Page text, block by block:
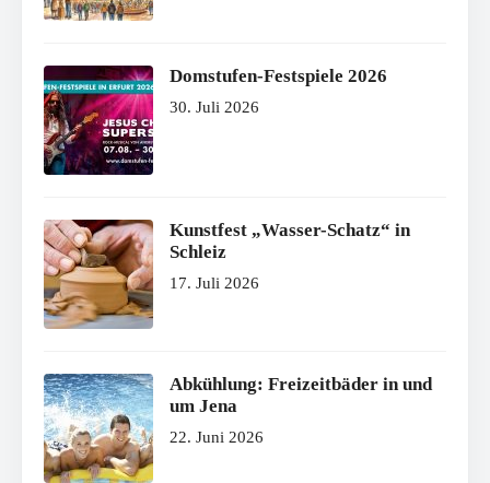
Domstufen-Festspiele 2026
30. Juli 2026
Kunstfest „Wasser-Schatz“ in
Schleiz
17. Juli 2026
Abkühlung: Freizeitbäder in und
um Jena
22. Juni 2026